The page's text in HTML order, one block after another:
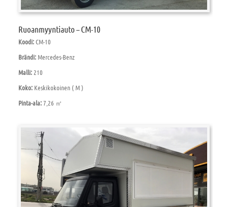
Ruoanmyyntiauto – CM-10
Koodi:CM-10
Brändi: Mercedes-Benz
Malli:210
Koko: Keskikokoinen ( M )
Pinta-ala:7,26 ㎡